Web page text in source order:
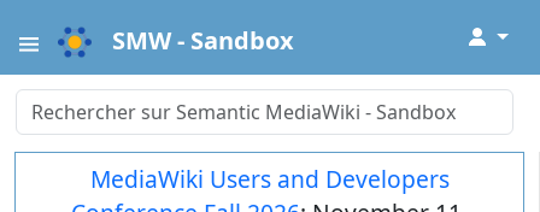
SMW - Sandbox ↓
MediaWiki Users and Developers